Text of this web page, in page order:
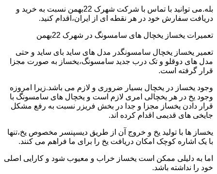
بله.می توانید با تماس با شرکت شهرک 22بهمن نسبت به خرید و
دریافت سفارش خود در هر نقطه ای از ایران،اقدام کنید.
تعمیرات یخساز یخچال های سامسونگ در شهرک 22بهمن
تعمیر یخساز یخچال سامسونگدر مدل های ساید بای ساید و حتی
مدل های دوقلو و تک درب جدید سامسونگ،یخساز به صورت مجزا
قرار گرفته است.
وجود یخساز در یخچال بسیار ضروری و لازم می باشد.زیرا امروزه
وجود یخ در هر یخچالی امری لازم است و یخچال های سامسونگ با
قرار دادن یخساز مجزا و جدا در بخش فریزر نسبت به رفع مشکل
جایخی های قدیمی اقدام کرده اند.
یخساز ها با تولید یخ و خروج آن از طریق دیسپنسر مخصوص یخ،تنها
با یک اشاره کوچک امکان دریافت یخ را برای ما فراهم می کنند.
اما به دلیلی ممکن است یخساز خراب و معیوب شود و کارایی اصلی
خود را نداشته باشد.